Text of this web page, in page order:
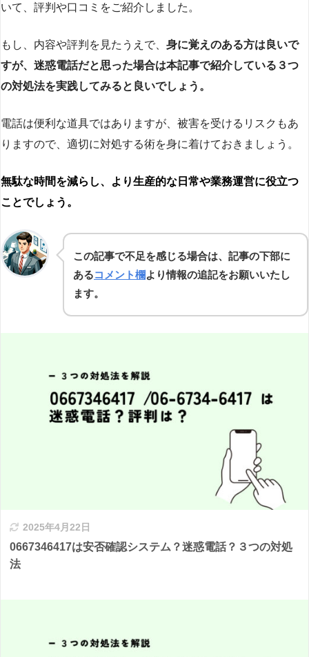
いて、評判や口コミをご紹介しました。
もし、内容や評判を見たうえで、 身に覚えのある方は良いで
すが、迷惑電話だと思った場合は本記事で紹介している３つ
の対処法を実践してみると良いでしょう。
電話は便利な道具ではありますが、被害を受けるリスクもあ
りますので、適切に対処する術を身に着けておきましょう。
無駄な時間を減らし、より生産的な日常や業務運営に役立つ
ことでしょう。
この記事で不足を感じる場合は、記事の下部に
あるコメント欄より情報の追記をお願いいたし
ます。
2025年4月22日
0667346417は安否確認システム？迷惑電話？３つの対処
法